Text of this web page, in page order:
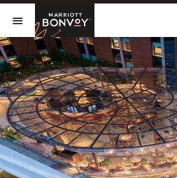
Skip to Content
Ouvrir le menu
Marriott